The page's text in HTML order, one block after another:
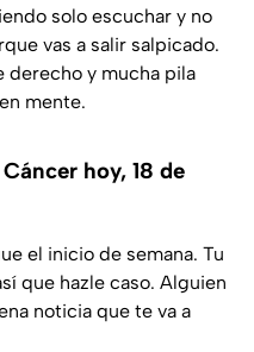
solo escuchar y no
vas a salir salpicado.
derecho y mucha pila
mente.
hoy, 18 de
el inicio de semana. Tu
que hazle caso. Alguien
noticia que te va a